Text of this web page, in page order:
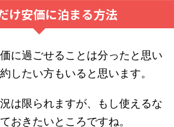
け安価に泊まる方法
に過ごせることは分ったと思い
したい方もいると思います。
は限られますが、もし使えるな
おきたいところですね。